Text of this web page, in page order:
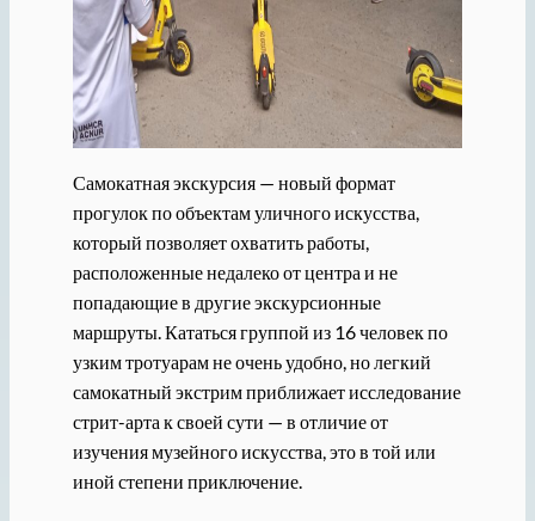
Самокатная экскурсия — новый формат
прогулок по объектам уличного искусства,
который позволяет охватить работы,
расположенные недалеко от центра и не
попадающие в другие экскурсионные
маршруты. Кататься группой из 16 человек по
узким тротуарам не очень удобно, но легкий
самокатный экстрим приближает исследование
стрит-арта к своей сути — в отличие от
изучения музейного искусства, это в той или
иной степени приключение.